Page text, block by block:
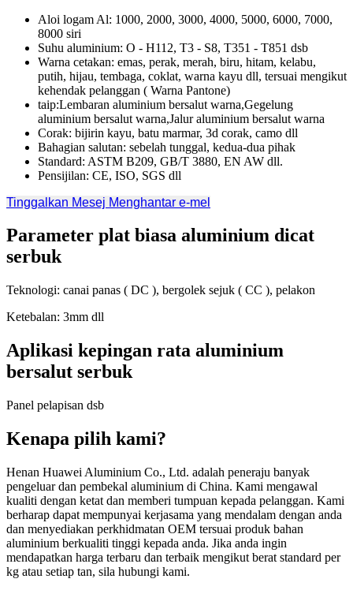
Aloi logam Al: 1000, 2000, 3000, 4000, 5000, 6000, 7000,
8000 siri
Suhu aluminium: O - H112, T3 - S8, T351 - T851 dsb
Warna cetakan: emas, perak, merah, biru, hitam, kelabu,
putih, hijau, tembaga, coklat, warna kayu dll, tersuai mengikut
kehendak pelanggan ( Warna Pantone)
taip:Lembaran aluminium bersalut warna,Gegelung
aluminium bersalut warna,Jalur aluminium bersalut warna
Corak: bijirin kayu, batu marmar, 3d corak, camo dll
Bahagian salutan: sebelah tunggal, kedua-dua pihak
Standard: ASTM B209, GB/T 3880, EN AW dll.
Pensijilan: CE, ISO, SGS dll
Tinggalkan Mesej Menghantar e-mel
Parameter plat biasa aluminium dicat
serbuk
Teknologi: canai panas ( DC ), bergolek sejuk ( CC ), pelakon
Ketebalan: 3mm dll
Aplikasi kepingan rata aluminium
bersalut serbuk
Panel pelapisan dsb
Kenapa pilih kami?
Henan Huawei Aluminium Co., Ltd. adalah peneraju banyak
pengeluar dan pembekal aluminium di China. Kami mengawal
kualiti dengan ketat dan memberi tumpuan kepada pelanggan. Kami
berharap dapat mempunyai kerjasama yang mendalam dengan anda
dan menyediakan perkhidmatan OEM tersuai produk bahan
aluminium berkualiti tinggi kepada anda. Jika anda ingin
mendapatkan harga terbaru dan terbaik mengikut berat standard per
kg atau setiap tan, sila hubungi kami.